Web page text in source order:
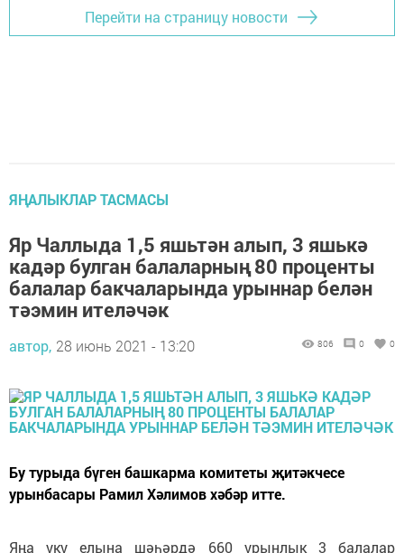
Перейти на страницу новости
ЯҢАЛЫКЛАР ТАСМАСЫ
Яр Чаллыда 1,5 яшьтән алып, 3 яшькә
кадәр булган балаларның 80 проценты
балалар бакчаларында урыннар белән
тәэмин ителәчәк
автор, 28 июнь 2021 - 13:20 806 0 0
Бу турыда бүген башкарма комитеты җитәкчесе
урынбасары Рамил Хәлимов хәбәр итте.
Яңа уку елына шәһәрдә 660 урынлык 3 балалар